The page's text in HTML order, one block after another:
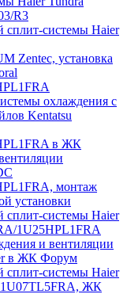
R3
сплит-системы Haier
Zentec, установка
охлаждения с
Kentatsu
в ЖК
монтаж
установки
сплит-системы Haier
1U25HPL1FRA
и вентиляции
в ЖК Форум
сплит-системы Haier
1U07TL5FRA, ЖК